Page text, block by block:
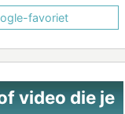
favoriet
video die je